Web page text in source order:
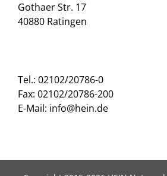
Gothaer Str. 17
40880 Ratingen
Tel.: 02102/20786-0
Fax: 02102/20786-200
E-Mail: info@hein.de